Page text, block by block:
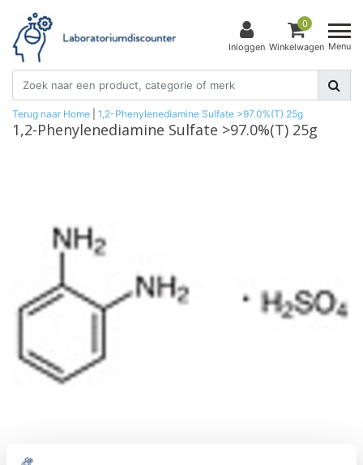
Inloggen
0
Winkelwagen Menu
Terug naar Home 1,2-Phenylenediamine Sulfate >97.0%(T) 25g
1,2-Phenylenediamine Sulfate >97.0%(T) 25g